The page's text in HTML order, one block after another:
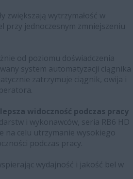
zwiększają wytrzymałość w
przy jednoczesnym zmniejszeniu
od poziomu doświadczenia
system automatyzacji ciągnika
zatrzymuje ciągnik, owija i
widoczność podczas pracy
i wykonawców, seria RB6 HD
na celu utrzymanie wysokiego
podczas pracy.
wydajność i jakość bel w